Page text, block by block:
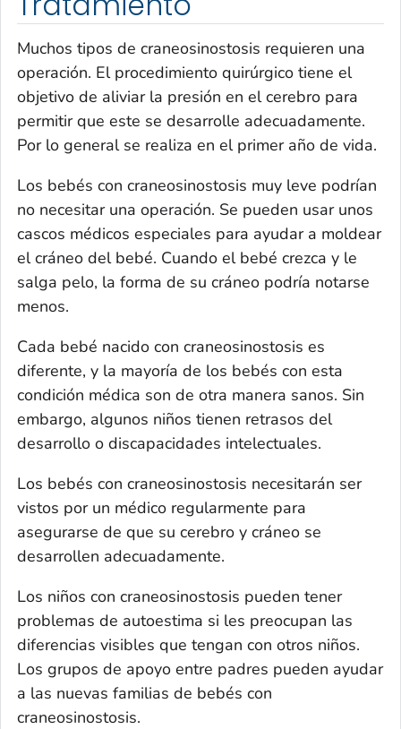
Muchos tipos de craneosinostosis requieren una
operación. El procedimiento quirúrgico tiene el
objetivo de aliviar la presión en el cerebro para
permitir que este se desarrolle adecuadamente.
Por lo general se realiza en el primer año de vida.
Los bebés con craneosinostosis muy leve podrían
no necesitar una operación. Se pueden usar unos
cascos médicos especiales para ayudar a moldear
el cráneo del bebé. Cuando el bebé crezca y le
salga pelo, la forma de su cráneo podría notarse
menos.
Cada bebé nacido con craneosinostosis es
diferente, y la mayoría de los bebés con esta
condición médica son de otra manera sanos. Sin
embargo, algunos niños tienen retrasos del
desarrollo o discapacidades intelectuales.
Los bebés con craneosinostosis necesitarán ser
vistos por un médico regularmente para
asegurarse de que su cerebro y cráneo se
desarrollen adecuadamente.
Los niños con craneosinostosis pueden tener
problemas de autoestima si les preocupan las
diferencias visibles que tengan con otros niños.
Los grupos de apoyo entre padres pueden ayudar
a las nuevas familias de bebés con
craneosinostosis.